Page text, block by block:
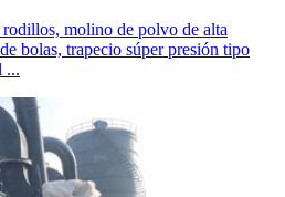
molino de polvo de alta
bolas, trapecio súper presión tipo
...